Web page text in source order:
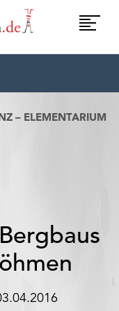
– ELEMENTARIUM